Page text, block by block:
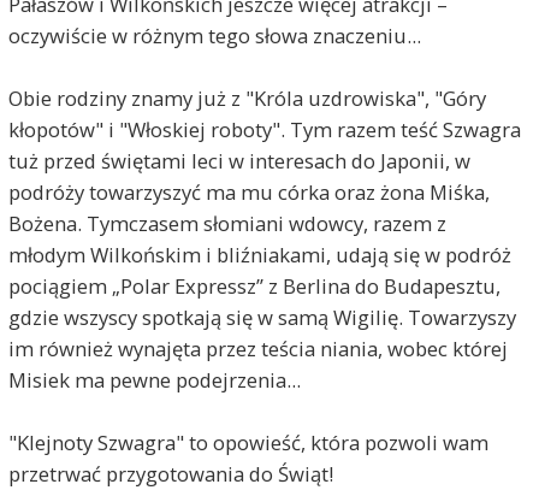
oczywiście w różnym tego słowa znaczeniu...
Obie rodziny znamy już z "Króla uzdrowiska", "Góry
kłopotów" i "Włoskiej roboty". Tym razem teść Szwagra
tuż przed świętami leci w interesach do Japonii, w
podróży towarzyszyć ma mu córka oraz żona Miśka,
Bożena. Tymczasem słomiani wdowcy, razem z
młodym Wilkońskim i bliźniakami, udają się w podróż
pociągiem „Polar Expressz” z Berlina do Budapesztu,
gdzie wszyscy spotkają się w samą Wigilię. Towarzyszy
im również wynajęta przez teścia niania, wobec której
Misiek ma pewne podejrzenia...
"Klejnoty Szwagra" to opowieść, która pozwoli wam
przetrwać przygotowania do Świąt!